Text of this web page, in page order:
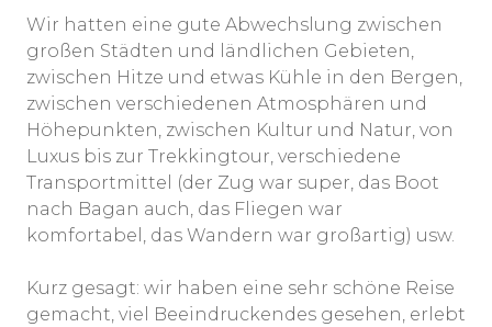
Wir hatten eine gute Abwechslung zwischen
großen Städten und ländlichen Gebieten,
zwischen Hitze und etwas Kühle in den Bergen,
zwischen verschiedenen Atmosphären und
Höhepunkten, zwischen Kultur und Natur, von
Luxus bis zur Trekkingtour, verschiedene
Transportmittel (der Zug war super, das Boot
nach Bagan auch, das Fliegen war
komfortabel, das Wandern war großartig) usw.
Kurz gesagt: wir haben eine sehr schöne Reise
gemacht, viel Beeindruckendes gesehen, erlebt